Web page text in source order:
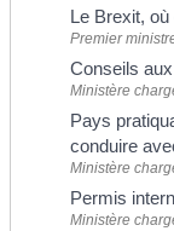
Le Brexit,
Premier
Conseils
Ministère
Pays
conduire
Ministère
Permis
Ministère